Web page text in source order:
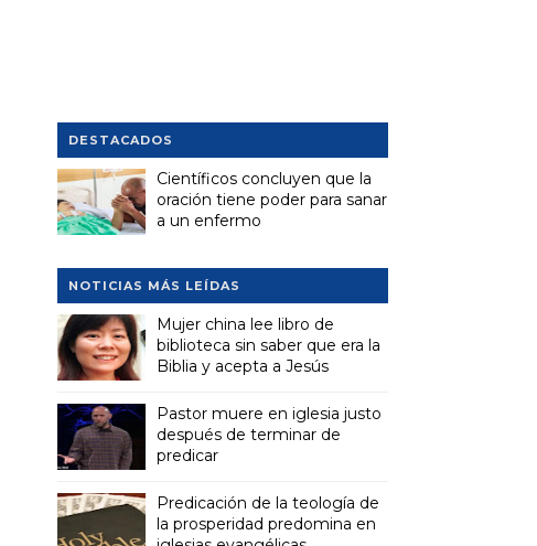
DESTACADOS
Científicos concluyen que la
oración tiene poder para sanar
a un enfermo
NOTICIAS MÁS LEÍDAS
Mujer china lee libro de
biblioteca sin saber que era la
Biblia y acepta a Jesús
Pastor muere en iglesia justo
después de terminar de
predicar
Predicación de la teología de
la prosperidad predomina en